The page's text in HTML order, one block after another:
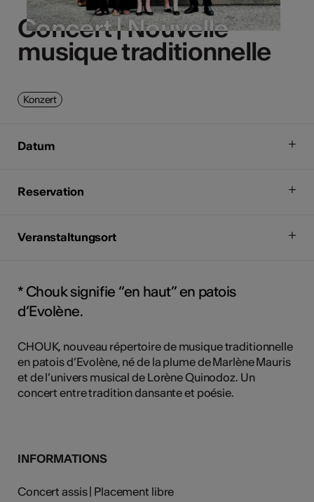
Concert | Nouvelle
musique traditionnelle
Concert | Nouvelle
musique traditionnelle
Konzert
Datum
Reservation
Veranstaltungsort
* Chouk signifie “en haut” en patois
d’Evolène.
CHOUK, nouveau répertoire de musique traditionnelle
en patois d’Evolène, né de la plume de Marlène Mauris
et de l’univers musical de Lorène Quinodoz. Un
concert entre tradition dansante et poésie.
INFORMATIONS
Concert assis | Placement libre